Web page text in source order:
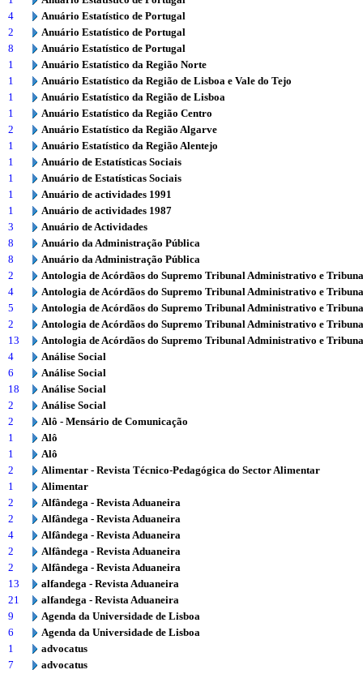
4
Anuário Estatístico de Portugal
2
Anuário Estatístico de Portugal
8
Anuário Estatístico de Portugal
1
Anuário Estatístico da Região Norte
1
Anuário Estatístico da Região de Lisboa e Vale do Tejo
1
Anuário Estatístico da Região de Lisboa
1
Anuário Estatístico da Região Centro
2
Anuário Estatístico da Região Algarve
1
Anuário Estatístico da Região Alentejo
1
Anuário de Estatísticas Sociais
1
Anuário de Estatísticas Sociais
1
Anuário de actividades 1991
1
Anuário de actividades 1987
3
Anuário de Actividades
8
Anuário da Administração Pública
8
Anuário da Administração Pública
2
Antologia de Acórdãos do Supremo Tribunal Administrativo e
4
Antologia de Acórdãos do Supremo Tribunal Administrativo e
5
Antologia de Acórdãos do Supremo Tribunal Administrativo e
2
Antologia de Acórdãos do Supremo Tribunal Administrativo e
13
Antologia de Acórdãos do Supremo Tribunal Administrativo e
4
Análise Social
6
Análise Social
18
Análise Social
2
Análise Social
2
Alô - Mensário de Comunicação
1
Alô
1
Alô
2
Alimentar - Revista Técnico-Pedagógica do Sector Alimentar
1
Alimentar
2
Alfândega - Revista Aduaneira
2
Alfândega - Revista Aduaneira
4
Alfândega - Revista Aduaneira
2
Alfândega - Revista Aduaneira
2
Alfândega - Revista Aduaneira
13
alfandega - Revista Aduaneira
21
alfandega - Revista Aduaneira
9
Agenda da Universidade de Lisboa
6
Agenda da Universidade de Lisboa
1
advocatus
7
advocatus